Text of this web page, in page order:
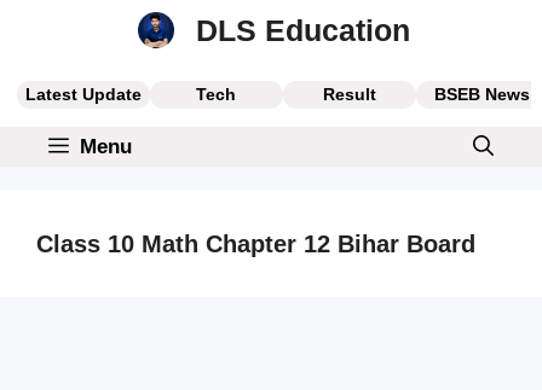
DLS Education
Latest Update Tech Result BSEB News
Menu
Class 10 Math Chapter 12 Bihar Board